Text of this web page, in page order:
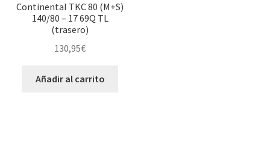
Continental TKC 80 (M+S)
140/80 – 17 69Q TL
(trasero)
130,95€
Añadir al carrito